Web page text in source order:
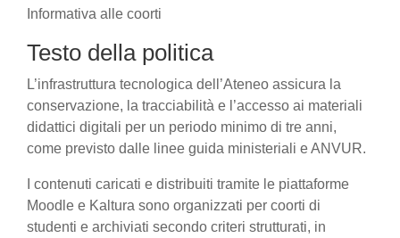
Informativa alle coorti
Testo della politica
L’infrastruttura tecnologica dell’Ateneo assicura la
conservazione, la tracciabilità e l’accesso ai materiali
didattici digitali per un periodo minimo di tre anni,
come previsto dalle linee guida ministeriali e ANVUR.
I contenuti caricati e distribuiti tramite le piattaforme
Moodle e Kaltura sono organizzati per coorti di
studenti e archiviati secondo criteri strutturati, in